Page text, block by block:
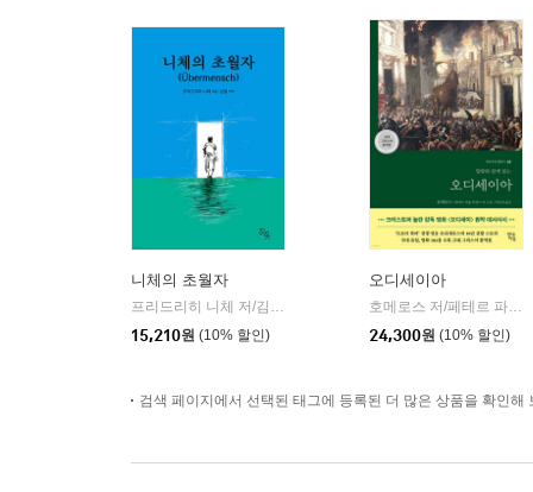
니체의 초월자
프리드리히 니체 저/김철 편역
15,210원 (10% 할인)
오디세이아
호메로스 저/페테르 파울 루벤스 그림/박문재 역
24,300원 (10% 할인)
검색 페이지에서 선택된 태그에 등록된 더 많은 상품을 확인해